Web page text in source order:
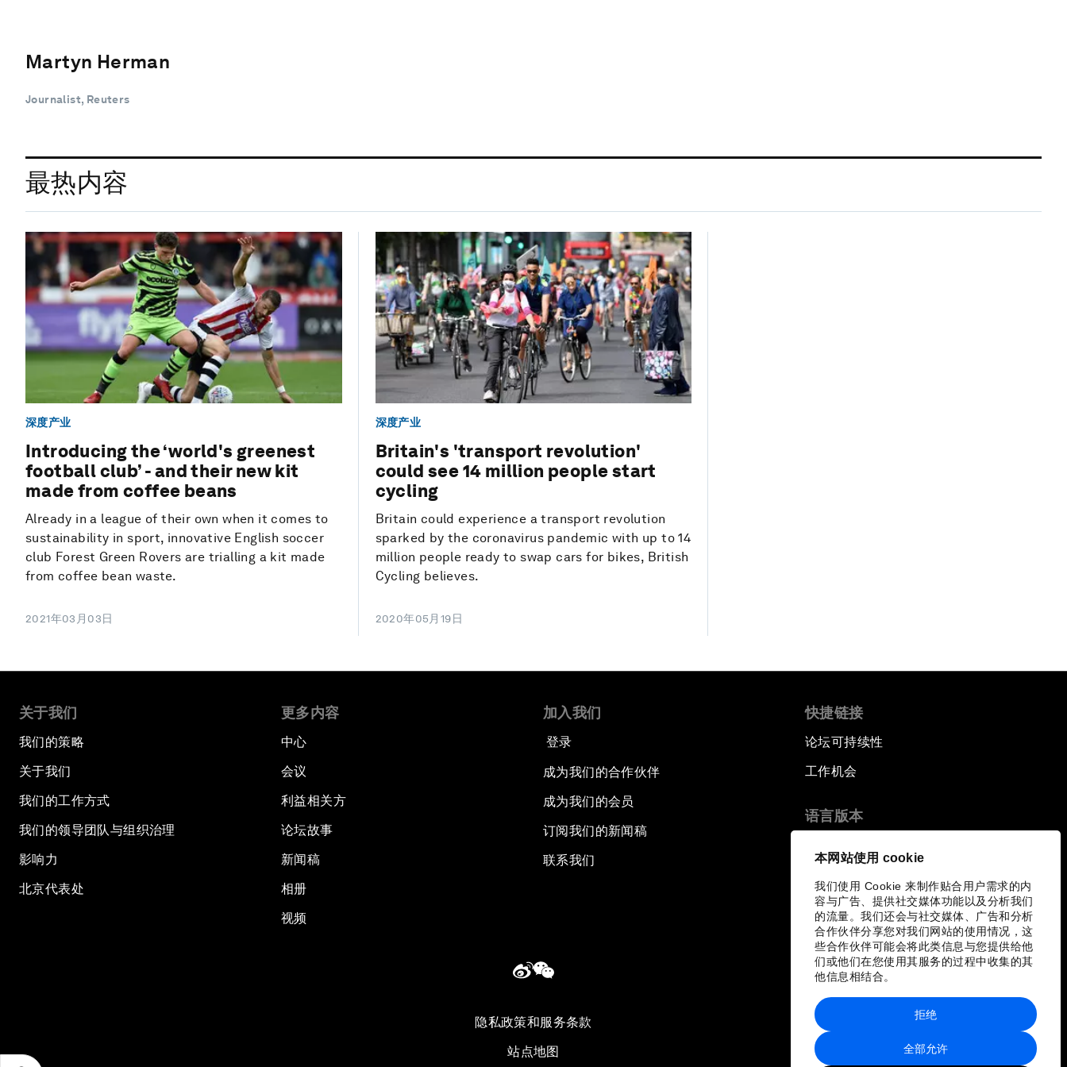
本网站使用 cookie
我们使用 Cookie 来制作贴合用户需求的内
容与广告、提供社交媒体功能以及分析我们
的流量。我们还会与社交媒体、广告和分析
合作伙伴分享您对我们网站的使用情况，这
些合作伙伴可能会将此类信息与您提供给他
们或他们在您使用其服务的过程中收集的其
他信息相结合。
全部允许
拒绝
Martyn Herman
Journalist, Reuters
最热内容
深度产业
Introducing the ‘world's greenest
football club’ - and their new kit
made from coffee beans
Already in a league of their own when it comes to
sustainability in sport, innovative English soccer
club Forest Green Rovers are trialling a kit made
from coffee bean waste.
2021年03月03日
深度产业
Britain's 'transport revolution'
could see 14 million people start
cycling
Britain could experience a transport revolution
sparked by the coronavirus pandemic with up to 14
million people ready to swap cars for bikes, British
Cycling believes.
2020年05月19日
关于我们
我们的策略
关于我们
我们的工作方式
我们的领导团队与组织治理
影响力
北京代表处
更多内容
中心
会议
利益相关方
论坛故事
新闻稿
相册
视频
加入我们
登录
成为我们的合作伙伴
成为我们的会员
订阅我们的新闻稿
联系我们
快捷链接
论坛可持续性
工作机会
语言版本
隐私政策和服务条款
站点地图